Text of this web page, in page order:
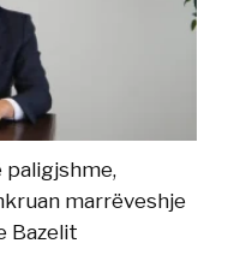
paligjshme,
marrëveshje
Bazelit